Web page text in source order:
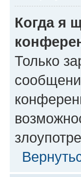
Когда я
Только